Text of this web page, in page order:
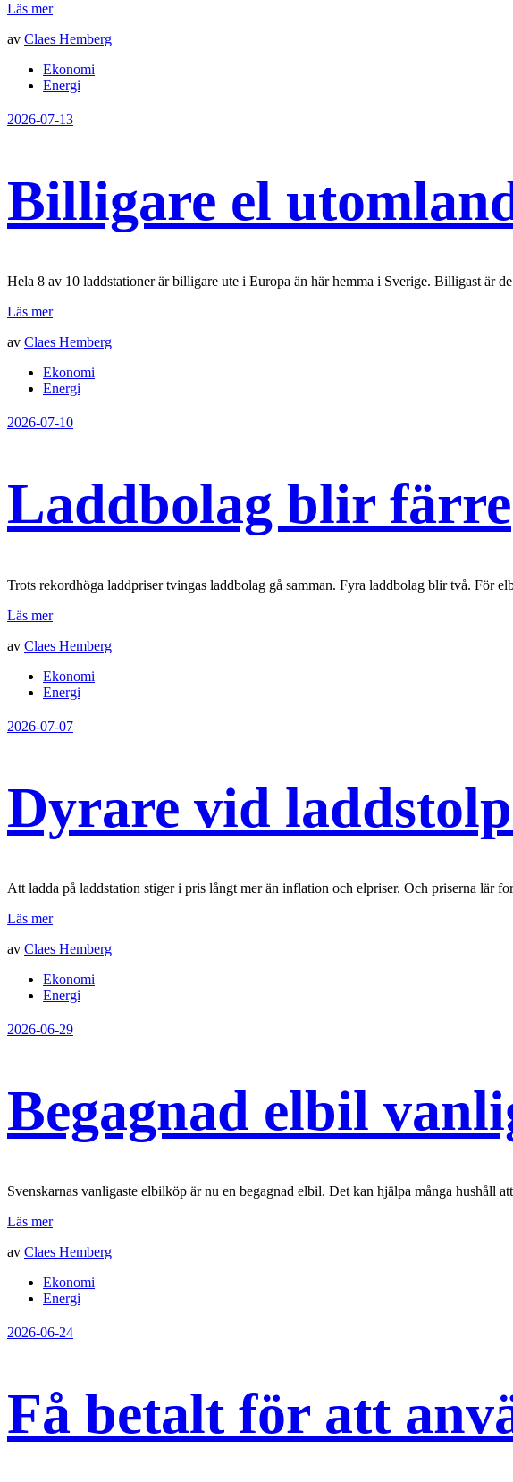
Läs mer
av Claes Hemberg
Ekonomi
Energi
2026-07-13
Billigare el
Hela 8 av 10 laddstationer är billigare ute i Europa än här hemma i Sverige. Billigast är
Läs mer
av Claes Hemberg
Ekonomi
Energi
2026-07-10
Laddbolag blir färre
Trots rekordhöga laddpriser tvingas laddbolag gå samman. Fyra laddbolag blir två. För
Läs mer
av Claes Hemberg
Ekonomi
Energi
2026-07-07
Dyrare vid
Att ladda på laddstation stiger i pris långt mer än inflation och elpriser. Och priserna lär
Läs mer
av Claes Hemberg
Ekonomi
Energi
2026-06-29
Begagnad elbil
Svenskarnas vanligaste elbilköp är nu en begagnad elbil. Det kan hjälpa många hushåll
Läs mer
av Claes Hemberg
Ekonomi
Energi
2026-06-24
Få betalt för att